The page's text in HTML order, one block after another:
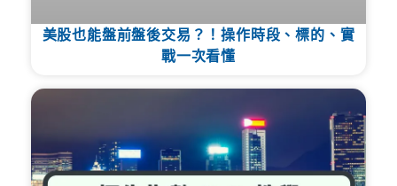
美股也能盤前盤後交易？！操作時段、標的、實
戰一次看懂